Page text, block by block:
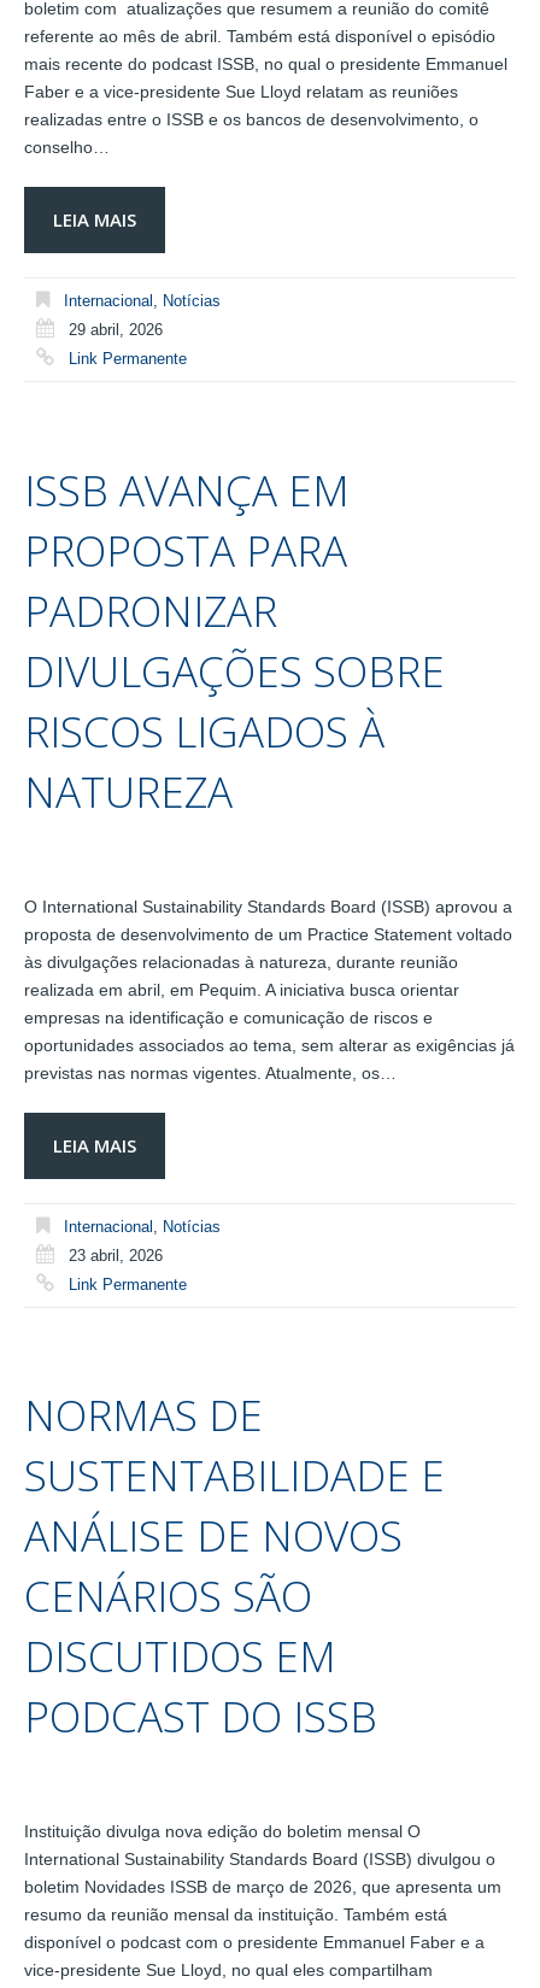
boletim com atualizações que resumem a reunião do comitê
referente ao mês de abril. Também está disponível o episódio
mais recente do podcast ISSB, no qual o presidente Emmanuel
Faber e a vice-presidente Sue Lloyd relatam as reuniões
realizadas entre o ISSB e os bancos de desenvolvimento, o
conselho…
LEIA MAIS
Internacional , Notícias
29 abril, 2026
Link Permanente
ISSB AVANÇA EM
PROPOSTA PARA
PADRONIZAR
DIVULGAÇÕES SOBRE
RISCOS LIGADOS À
NATUREZA
O International Sustainability Standards Board (ISSB) aprovou a
proposta de desenvolvimento de um Practice Statement voltado
às divulgações relacionadas à natureza, durante reunião
realizada em abril, em Pequim. A iniciativa busca orientar
empresas na identificação e comunicação de riscos e
oportunidades associados ao tema, sem alterar as exigências já
previstas nas normas vigentes. Atualmente, os…
LEIA MAIS
Internacional
Notícias
23 abril, 2026
Link Permanente
NORMAS DE
SUSTENTABILIDADE E
ANÁLISE DE NOVOS
CENÁRIOS SÃO
DISCUTIDOS EM
PODCAST DO ISSB
Instituição divulga nova edição do boletim mensal O
International Sustainability Standards Board (ISSB) divulgou o
boletim Novidades ISSB de março de 2026, que apresenta um
resumo da reunião mensal da instituição. Também está
disponível o podcast com o presidente Emmanuel Faber e a
vice-presidente Sue Lloyd, no qual eles compartilham